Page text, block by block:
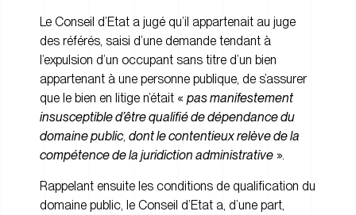
Le Conseil d’Etat a jugé qu’il appartenait au juge
des référés, saisi d’une demande tendant à
l’expulsion d’un occupant sans titre d’un bien
appartenant à une personne publique, de s’assurer
que le bien en litige n’était « pas manifestement
insusceptible d’être qualifié de dépendance du
domaine public, dont le contentieux relève de la
compétence de la juridiction administrative ».
Rappelant ensuite les conditions de qualification du
domaine public, le Conseil d’Etat a, d’une part,